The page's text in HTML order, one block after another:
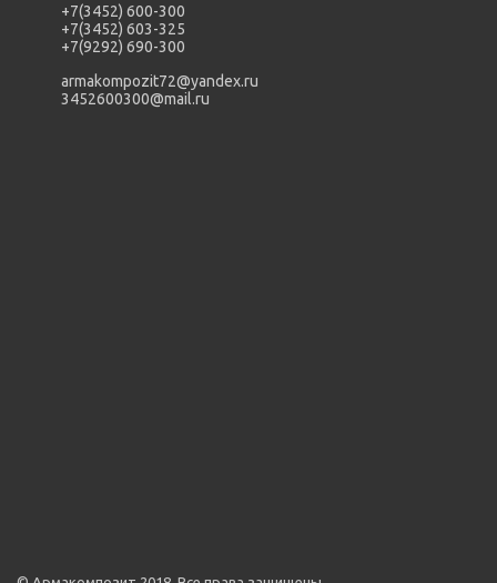
+7(3452) 600-300
+7(3452) 603-325
+7(9292) 690-300
armakompozit72@yandex.ru
3452600300@mail.ru